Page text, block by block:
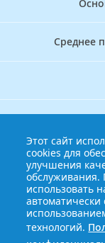
Среднее
Этот сайт
cookies для
улучшения
обслуживания.
использовать
автоматически
технологий.